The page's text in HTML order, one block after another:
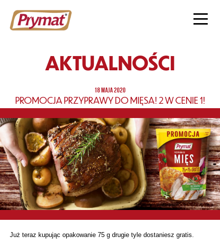
AKTUALNOŚCI
18 MAJA 2020
PROMOCJA PRZYPRAWY DO MIĘSA! 2 W CENIE 1!
Już teraz kupując opakowanie 75 g drugie tyle dostaniesz gratis.